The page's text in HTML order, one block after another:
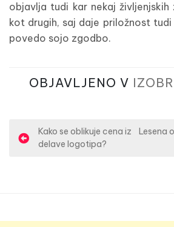
objavlja tudi kar nekaj
kot drugih, saj daje priložnost
povedo sojo zgodbo.
OBJAVLJENO V
N
Kako se oblikuje cena iz
delave logotipa?
Lesena